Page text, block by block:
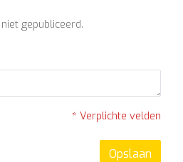
gepubliceerd.
* Verplichte velden
Opslaan